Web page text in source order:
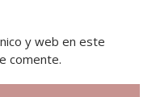
y web en este
comente.